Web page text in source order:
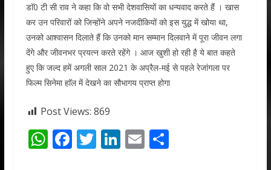
डाॅ0 टी सी राव ने कहा कि वो सभी देशवासियों का धन्यवाद करते हैं । खास
कर उन परिवारों को जिन्होंने अपने नजदीकियों को इस युद्ध में खोया था,
उनको आश्वासन दिलाते हैं कि उनको मान सम्मान दिलवाने में पूरा जीवन लगा
देंगे और जीवनभर प्रयत्न करते रहेंगे । आज खुशी हो रही है ये बात कहते
हुए कि जल्द हमें अगली साल 2021 के अप्रैल-मई से पहले रेजांगला पर
फिल्म सिनेमा हाॅल में देखने का सौभागय प्राप्त होगा
Post Views: 869
W F T Li E S